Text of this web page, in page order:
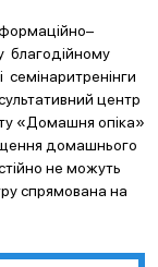
благодійному
семінаритренінги
центр
«Домашня опіка»
домашнього
не можуть
спрямована на